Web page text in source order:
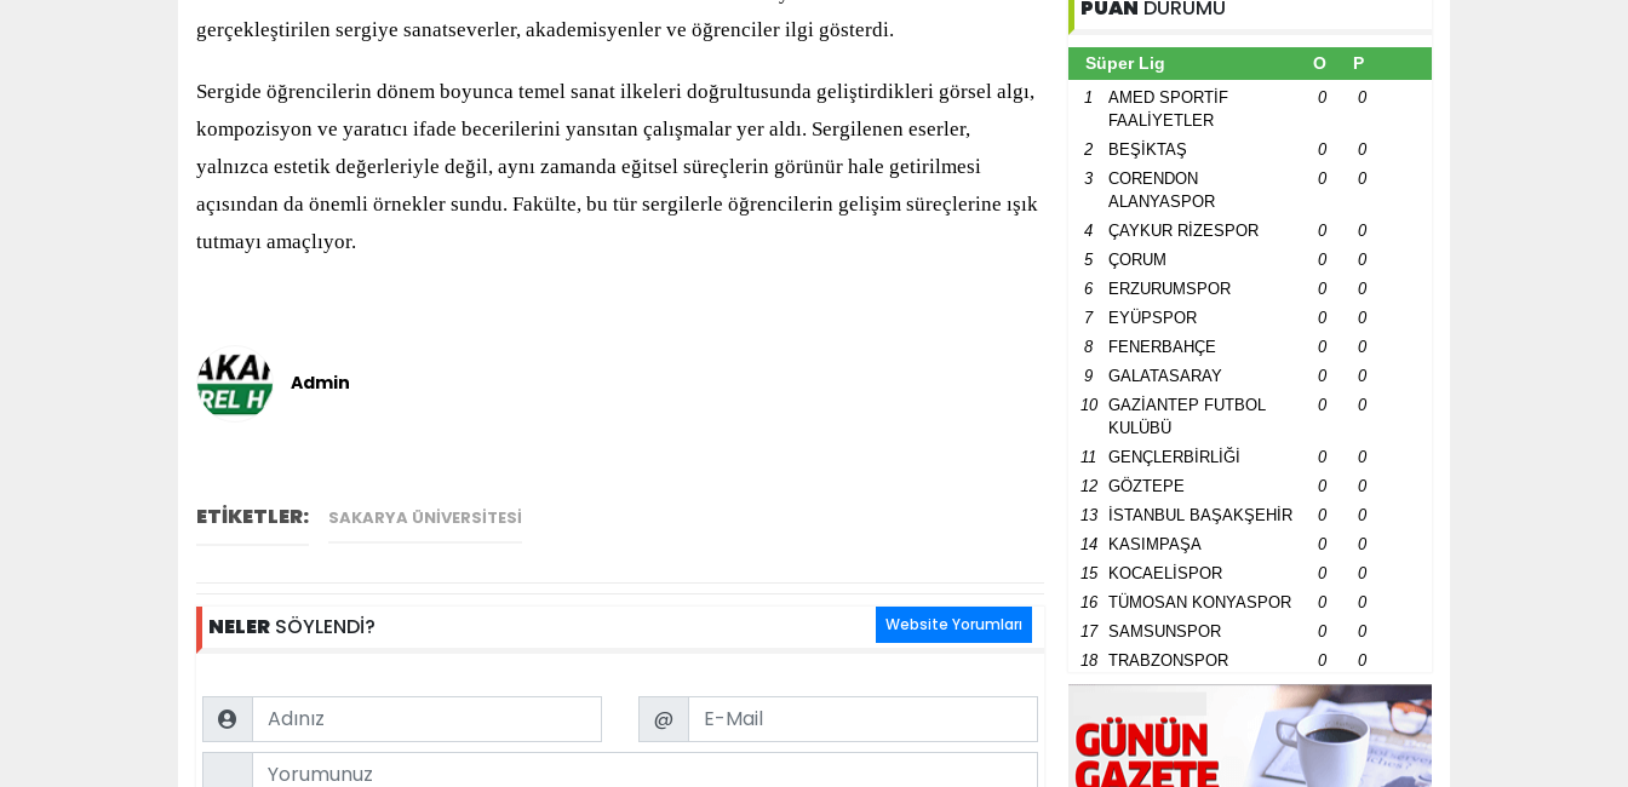
gerçekleştirilen sergiye sanatseverler, akademisyenler ve öğrenciler ilgi gösterdi.
Sergide öğrencilerin dönem boyunca temel sanat ilkeleri doğrultusunda geliştirdikleri görsel algı,
kompozisyon ve yaratıcı ifade becerilerini yansıtan çalışmalar yer aldı. Sergilenen eserler,
yalnızca estetik değerleriyle değil, aynı zamanda eğitsel süreçlerin görünür hale getirilmesi
açısından da önemli örnekler sundu. Fakülte, bu tür sergilerle öğrencilerin gelişim süreçlerine ışık
tutmayı amaçlıyor.
Admin
ETİKETLER: SAKARYA ÜNIVERSITESI
NELER SÖYLENDİ? Website Yorumları
Name Email
@
Comment
PUAN DURUMU
Süper Lig O P
1
AMED SPORTİF
FAALİYETLER
0 0
2 BEŞİKTAŞ 0
0
3
CORENDON
ALANYASPOR
0 0
4 ÇAYKUR RİZESPOR 0
0
5
ÇORUM 0
0
6
ERZURUMSPOR 0
0
7
EYÜPSPOR 0
0
8
FENERBAHÇE 0
0
9
GALATASARAY 0
0
10
GAZİANTEP FUTBOL
KULÜBÜ
0 0
11 GENÇLERBİRLİĞİ 0
0
12
GÖZTEPE 0
0
13
İSTANBUL BAŞAKŞEHİR 0
0
14
KASIMPAŞA 0
0
15
KOCAELİSPOR 0
0
16
TÜMOSAN KONYASPOR 0
0
17
SAMSUNSPOR 0
0
18
TRABZONSPOR 0 0